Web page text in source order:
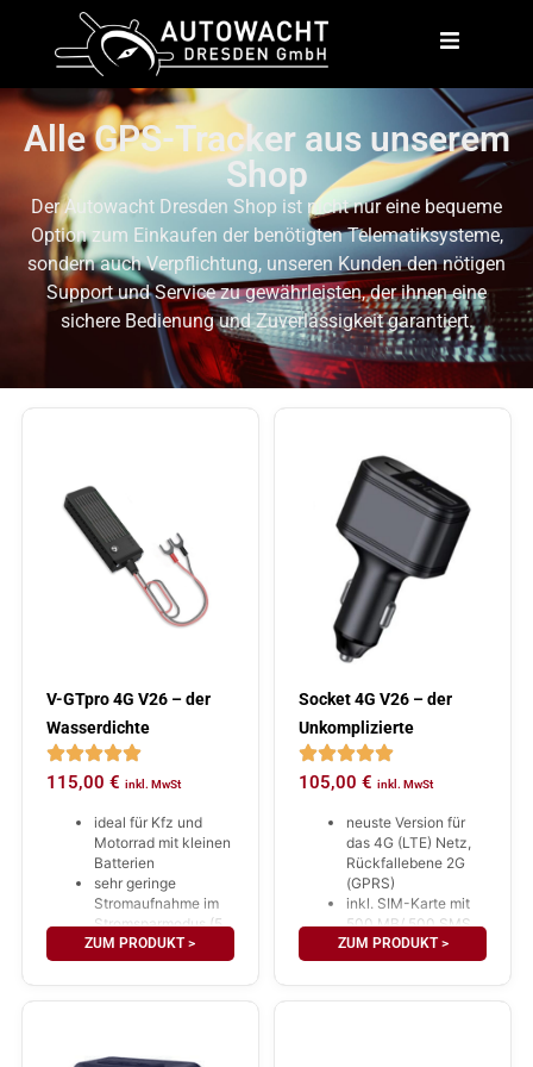
Alle GPS-Tracker aus unserem
Shop
Der Autowacht Dresden Shop ist nicht nur eine bequeme
Option zum Einkaufen der benötigten Telematiksysteme,
sondern auch Verpflichtung, unseren Kunden den nötigen
Support und Service zu gewährleisten, der ihnen eine
sichere Bedienung und Zuverlässigkeit garantiert.
V-GTpro 4G V26 – der
Wasserdichte
115,00 € inkl. MwSt
ideal für Kfz und
Motorrad mit kleinen
Batterien
sehr geringe
Stromaufnahme im
Stromsparmodus (5
mAh)
Schutzklasse IP67,
ZUM PRODUKT >
Socket 4G V26 – der
Unkomplizierte
105,00 € inkl. MwSt
neuste Version für
das 4G (LTE) Netz,
Rückfallebene 2G
(GPRS)
inkl. SIM-Karte mit
500 MB/ 500 SMS
für 5 Jahre
(Datenverbrauch im
ZUM PRODUKT >